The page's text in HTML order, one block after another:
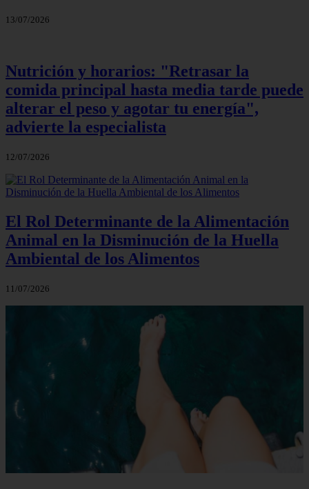
13/07/2026
Nutrición y horarios: "Retrasar la
comida principal hasta media tarde puede
alterar el peso y agotar tu energía",
advierte la especialista
12/07/2026
El Rol Determinante de la Alimentación
Animal en la Disminución de la Huella
Ambiental de los Alimentos
11/07/2026